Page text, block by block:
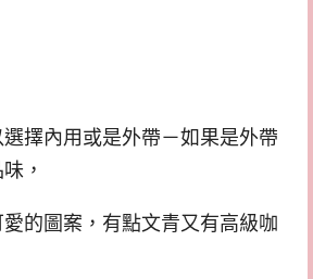
擇內用或是外帶－如果是外帶
，
的圖案，有點文青又有高級咖